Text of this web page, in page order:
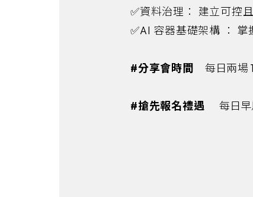
✅資料治理： 建立可控
✅AI 容器基礎架構 ：
#分享會時間 每日兩場
#搶先報名禮遇 每日